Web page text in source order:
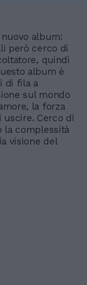
album:
però cerco di
quindi
album è
di fila a
sul mondo
la forza
uscire. Cerco di
la complessità
visione del